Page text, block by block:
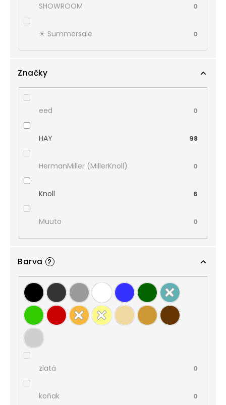
SHOWROOM 0
☀︎ Summersale 0
Značky
eed 0
HAY 98
HermanMiller (MillerKnoll) 0
Knoll 6
Muuto 0
Barva ?
zlatá 0
koňak 0